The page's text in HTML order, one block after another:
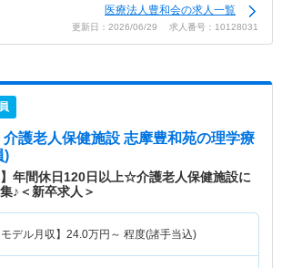
医療法人豊和会の求人一覧
更新日：2026/06/29 求人番号：10128031
介護老人保健施設 志摩豊和苑の理学療
)
】年間休日120日以上☆介護老人保健施設に
♪＜新卒求人＞
モデル月収】 24.0万円～ 程度(諸手当込)